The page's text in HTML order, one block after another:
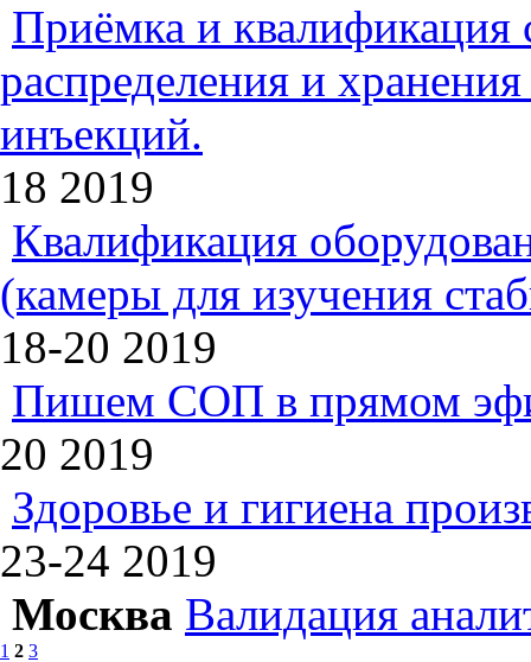
Приёмка и квалификация
распределения и
инъекций.
18 2019
Квалификация
(камеры для изучения
18-20 2019
Пишем СОП в прямом
20 2019
Здоровье и гигиена
23-24 2019
Москва Валидация
1 2 3